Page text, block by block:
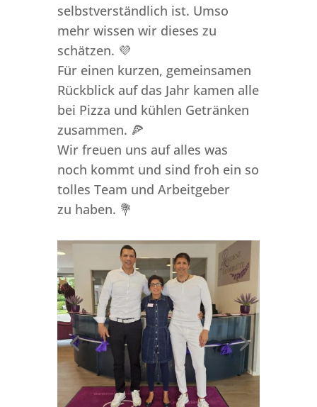
selbstverständlich ist. Umso
mehr wissen wir dieses zu
schätzen. 💜
Für einen kurzen, gemeinsamen
Rückblick auf das Jahr kamen alle
bei Pizza und kühlen Getränken
zusammen. 🍕
Wir freuen uns auf alles was
noch kommt und sind froh ein so
tolles Team und Arbeitgeber
zu haben. 💐